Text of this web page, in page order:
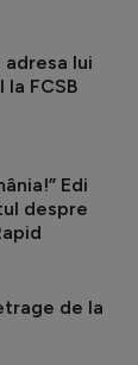
adresa lui
FCSB
Edi
despre
de la